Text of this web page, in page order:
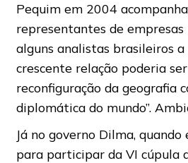
Pequim em 2004
representantes de
alguns analistas brasileiros a
crescente relação poderia
reconfiguração da geografia
diplomática do mundo”.
Já no governo Dilma,
para participar da VI cúpula